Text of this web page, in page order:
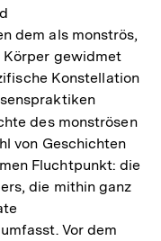
dem als monströs,
gewidmet
Konstellation
des monströsen
von Geschichten
Fluchtpunkt: die
die mithin ganz
Vor dem